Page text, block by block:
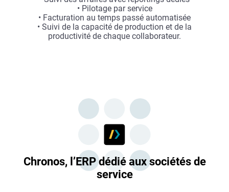
• Pilotage par service
• Facturation au temps passé automatisée
• Suivi de la capacité de production et de la
productivité de chaque collaborateur.
Chronos, l’ERP dédié aux sociétés de
service